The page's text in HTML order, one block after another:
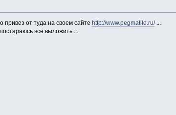
привез от туда на своем сайте http://www.pegmatite.ru/...
все выложить.....